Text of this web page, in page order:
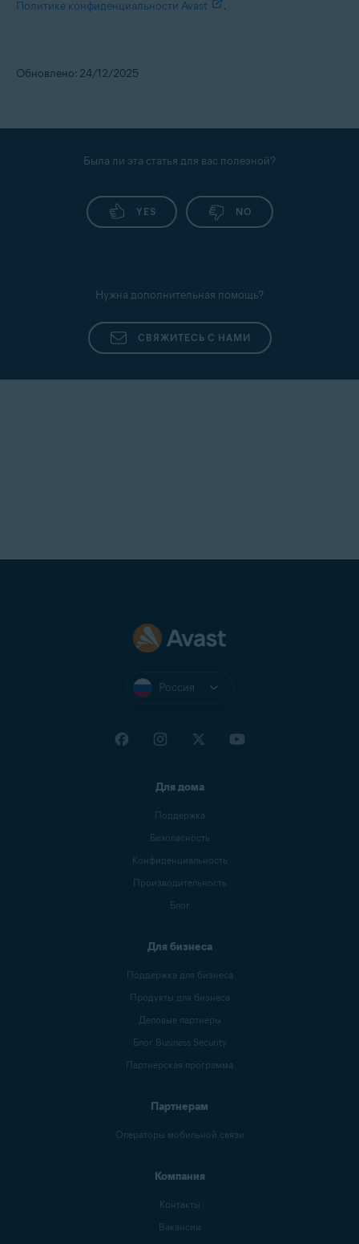
Политике конфиденциальности Avast
.
Обновлено: 24/12/2025
Была ли эта статья для вас полезной?
YES NO
Нужна дополнительная помощь?
СВЯЖИТЕСЬ С НАМИ
Россия
Для дома
Поддержка
Безопасность
Конфиденциальность
Производительность
Блог
Для бизнеса
Поддержка для бизнеса
Продукты для бизнеса
Деловые партнеры
Блог Business Security
Партнерская программа
Партнерам
Операторы мобильной связи
Компания
Контакты
Вакансии